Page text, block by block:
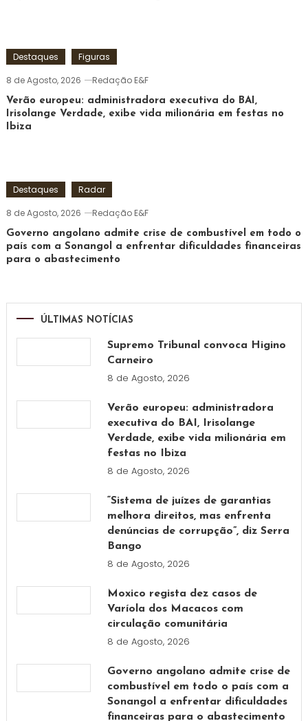
Destaques
Figuras
8 de Agosto, 2026
Redação E&F
Verão europeu: administradora executiva do BAI,
Irisolange Verdade, exibe vida milionária em festas no
Ibiza
Destaques
Radar
8 de Agosto, 2026
Redação E&F
Governo angolano admite crise de combustível em todo o
país com a Sonangol a enfrentar dificuldades financeiras
para o abastecimento
ÚLTIMAS NOTÍCIAS
Supremo Tribunal convoca Higino
Carneiro
8 de Agosto, 2026
Verão europeu: administradora
executiva do BAI, Irisolange
Verdade, exibe vida milionária em
festas no Ibiza
8 de Agosto, 2026
“Sistema de juízes de garantias
melhora direitos, mas enfrenta
denúncias de corrupção”, diz Serra
Bango
8 de Agosto, 2026
Moxico regista dez casos de
Varíola dos Macacos com
circulação comunitária
8 de Agosto, 2026
Governo angolano admite crise de
combustível em todo o país com a
Sonangol a enfrentar dificuldades
financeiras para o abastecimento